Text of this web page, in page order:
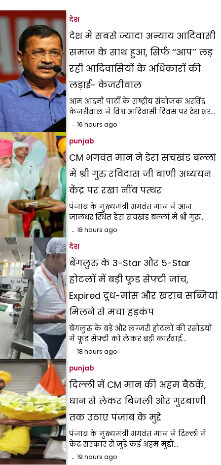
देश
देश में सबसे ज्यादा अन्याय आदिवासी
समाज के साथ हुआ, सिर्फ ‘‘आप’’ लड़
रही आदिवासियों के अधिकारों की
लड़ाई- केजरीवाल
आम आदमी पार्टी के राष्ट्रीय संयोजक अरविंद
केजरीवाल ने विश्व आदिवासी दिवस पर देश भर…
16 hours ago
punjab
CM भगवंत मान ने डेरा सचखंड बल्लां
में श्री गुरु रविदास जी बाणी अध्ययन
केंद्र पर रखा नींव पत्थर
पंजाब के मुख्यमंत्री भगवंत मान ने आज
जालंधर स्थित डेरा सचखंड बल्लां में श्री गुरु…
18 hours ago
देश
बेंगलुरु के 3-Star और 5-Star
होटलों में बड़ी फूड सेफ्टी जांच,
Expired दूध-मांस और खराब सब्जियां
मिलने से मचा हड़कंप
बेंगलुरु के बड़े और लग्जरी होटलों की रसोइयों
में फूड सेफ्टी को लेकर बड़ी कार्रवाई…
18 hours ago
punjab
दिल्ली में CM मान की अहम बैठकें,
धान से लेकर बिजली और गुरबाणी
तक उठाए पंजाब के मुद्दे
पंजाब के मुख्यमंत्री भगवंत मान ने दिल्ली में
केंद्र सरकार से जुड़े कई अहम मुद्दों…
19 hours ago